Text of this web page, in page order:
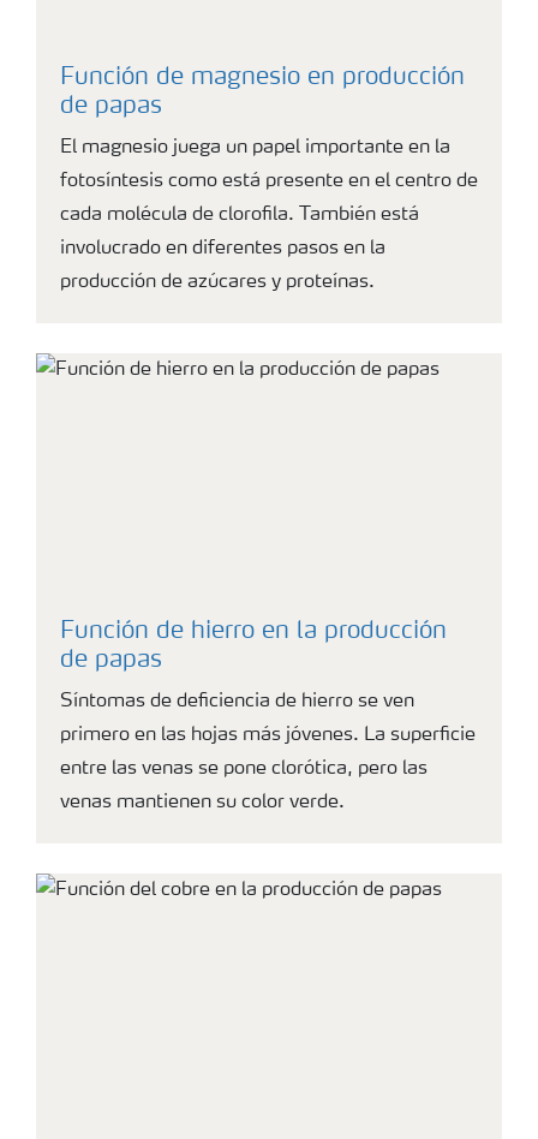
Función de magnesio en producción
de papas
El magnesio juega un papel importante en la
fotosíntesis como está presente en el centro de
cada molécula de clorofila. También está
involucrado en diferentes pasos en la
producción de azúcares y proteínas.
Función de hierro en la producción
de papas
Síntomas de deficiencia de hierro se ven
primero en las hojas más jóvenes. La superficie
entre las venas se pone clorótica, pero las
venas mantienen su color verde.